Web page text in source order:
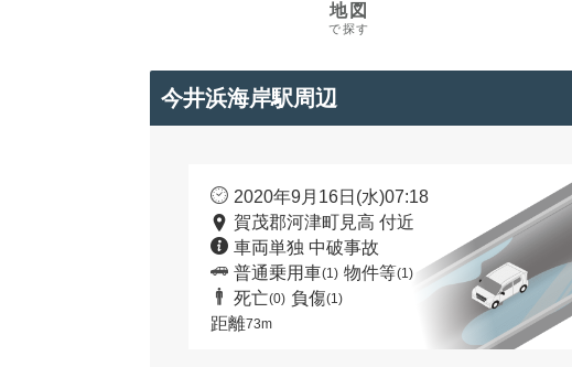
地図
で探す
今井浜海岸駅周辺
2020年9月16日(水)07:18
賀茂郡河津町見高 付近
車両単独 中破事故
普通乗用車(1) 物件等(1)
死亡(0) 負傷(1)
距離73m